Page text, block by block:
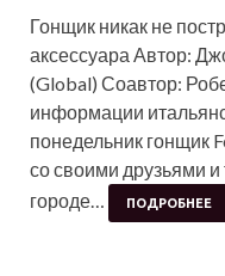
Гонщик никак не
аксессуара Автор:
(Global) Соавтор:
информации
понедельник гонщик
со своими друзьями
городе…
ПОДРОБНЕЕ